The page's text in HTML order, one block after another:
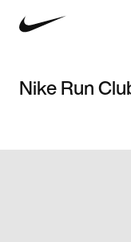
Nike Run